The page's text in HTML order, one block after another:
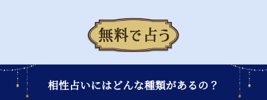
相性占いにはどんな種類があるの？